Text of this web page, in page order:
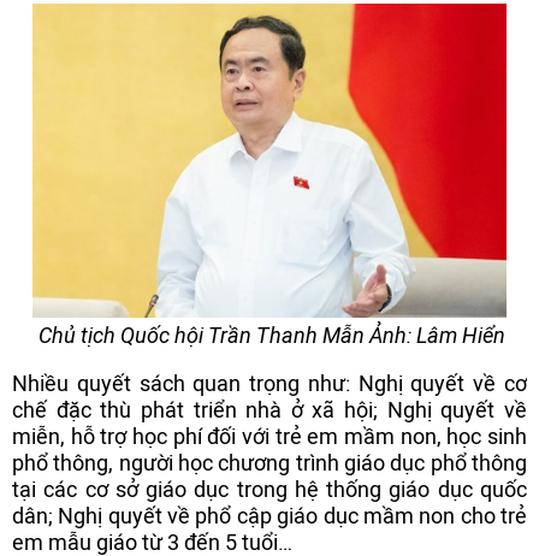
Chủ tịch Quốc hội Trần Thanh Mẫn Ảnh: Lâm Hiển
Nhiều quyết sách quan trọng như: Nghị quyết về cơ
chế đặc thù phát triển nhà ở xã hội; Nghị quyết về
miễn, hỗ trợ học phí đối với trẻ em mầm non, học sinh
phổ thông, người học chương trình giáo dục phổ thông
tại các cơ sở giáo dục trong hệ thống giáo dục quốc
dân; Nghị quyết về phổ cập giáo dục mầm non cho trẻ
em mẫu giáo từ 3 đến 5 tuổi…